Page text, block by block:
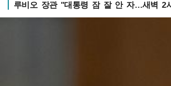
루비오 장관 "대통령 잠 잘 안 자…새벽 2